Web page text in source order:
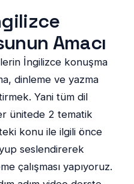
Amacı
İngilizce konuşma
dinleme ve yazma
Yani tüm dil
ünitede 2 tematik
konu ile ilgili önce
seslendirerek
çalışması yapıyoruz.